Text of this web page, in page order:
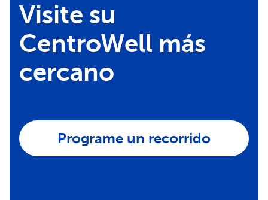
Visite su
CentroWell más
cercano
Programe un recorrido